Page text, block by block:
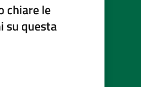
chiare le
su questa